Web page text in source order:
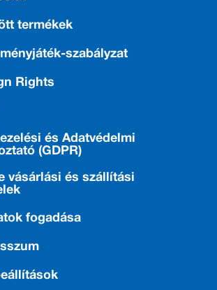
termékek
szabályzat
Rights
és Adatvédelmi
(GDPR)
vásárlási és szállítási
fogadása